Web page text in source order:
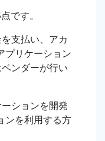
です。
支払い、アカ
プリケーション
ンダーが行い
ションを開発
ンを利用する方